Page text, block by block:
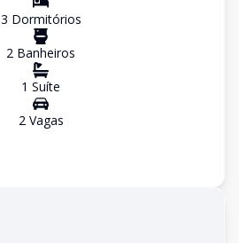
3 Dormitórios
2 Banheiros
1 Suíte
2Vagas